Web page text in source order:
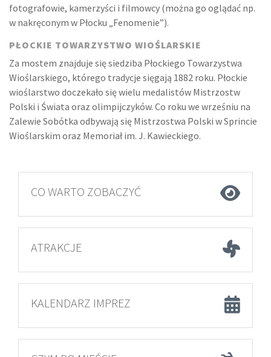
fotografowie, kamerzyści i filmowcy (można go oglądać np.
w nakręconym w Płocku „Fenomenie”).
PŁOCKIE TOWARZYSTWO WIOŚLARSKIE
Za mostem znajduje się siedziba Płockiego Towarzystwa
Wioślarskiego, którego tradycje sięgają 1882 roku. Płockie
wioślarstwo doczekało się wielu medalistów Mistrzostw
Polski i Świata oraz olimpijczyków. Co roku we wrześniu na
Zalewie Sobótka odbywają się Mistrzostwa Polski w Sprincie
Wioślarskim oraz Memoriał im. J. Kawieckiego.
CO WARTO ZOBACZYĆ
ATRAKCJE
KALENDARZ IMPREZ